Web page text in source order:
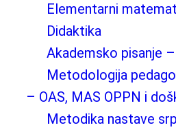
Elementarni
Didaktika
Akademsko pisanje
Metodologija
– OAS, MAS OPPN i
Metodika nastave